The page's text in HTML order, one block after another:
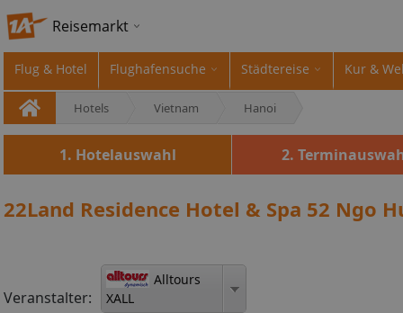
Reisemarkt
Flug & Hotel Flughafensuche Städtereise Kur &
Hotels Vietnam Hanoi
1. Hotelauswahl 2.
22Land Residence Hotel & Spa 52 Ngo
Veranstalter:
Alltours
XALL